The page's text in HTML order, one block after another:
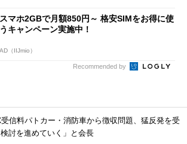
スマホ2GBで月額850円～ 格安SIMをお得に使
うキャンペーン実施中！
AD（IIJmio）
Recommended by
受信料パトカー・消防車から徴収問題、猛反発を受
討を進めていく」と会長